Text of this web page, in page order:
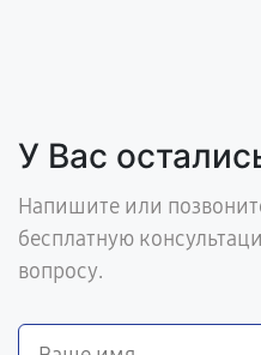
У Вас
Напишите или
бесплатную
вопросу.